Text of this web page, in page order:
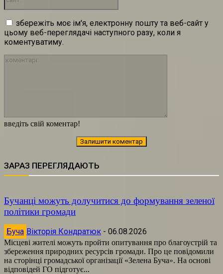
введіть свій коментар!
збережіть моє ім'я, електронну пошту та веб-сайт у
цьому веб-переглядачі наступного разу, коли я
коментуватиму.
ЗАРАЗ ПЕРЕГЛЯДАЮТЬ
Бучанці можуть долучитися до формування зеленої
політики громади
Буча Вікторія Кондратюк - 06.08.2026
Місцеві жителі можуть пройти опитування про благоустрій та
збереження природних ресурсів громади. Про це повідомили
на сторінці громадської організації «Зелена Буча». На основі
відповідей ГО підготує...